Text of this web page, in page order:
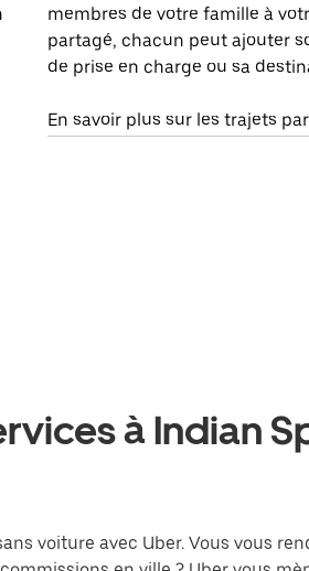
membres de votre famille à
partagé, chacun peut ajouter
de prise en charge ou sa
En savoir plus sur les trajets
à Indian
voiture avec Uber. Vous vous